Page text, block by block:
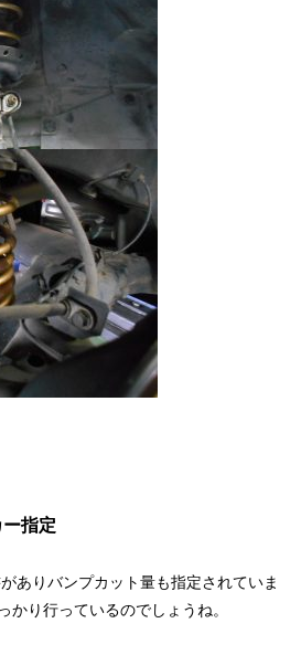
指定
ありバンプカット量も指定されていま
かり行っているのでしょうね。